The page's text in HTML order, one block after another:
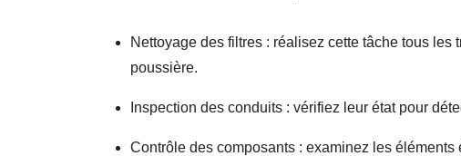
Nettoyage des filtres : réalisez cette tâche tous
poussière.
Inspection des conduits : vérifiez leur état pour
Contrôle des composants : examinez les